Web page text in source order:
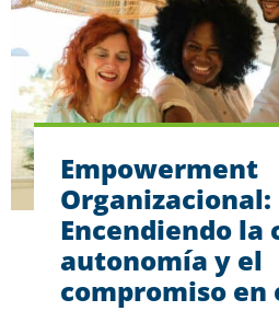
Empowerment
Organizacional:
Encendiendo la
autonomía y el
compromiso